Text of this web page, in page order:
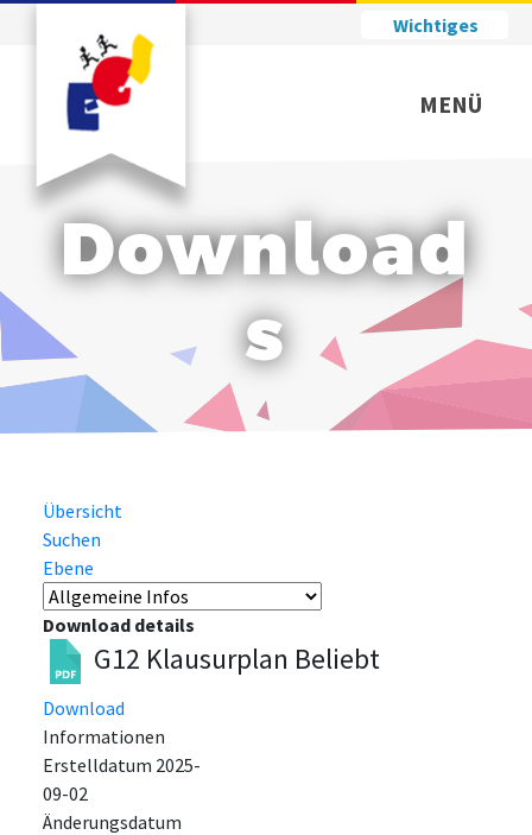
Wichtiges
MENÜ
Download
s
Übersicht
Suchen
Ebene
Download details
G12 Klausurplan Beliebt
Download
Informationen
Erstelldatum 2025-
09-02
Änderungsdatum